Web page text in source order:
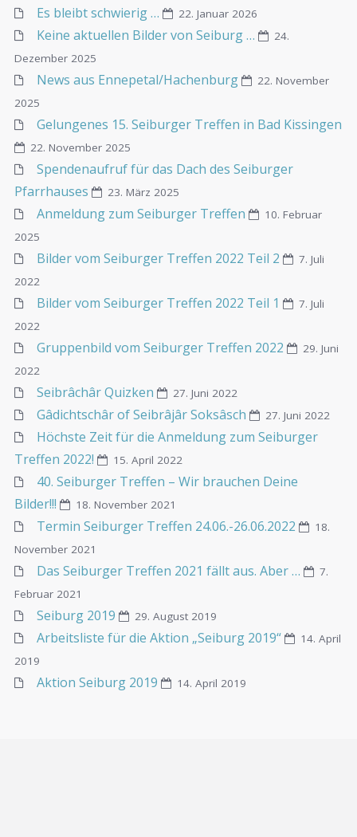
Es bleibt schwierig … 22. Januar 2026
Keine aktuellen Bilder von Seiburg …
24.
Dezember 2025
News aus Ennepetal/Hachenburg
22. November
2025
Gelungenes 15. Seiburger Treffen in Bad Kissingen
22. November 2025
Spendenaufruf für das Dach des Seiburger
Pfarrhauses
23. März 2025
Anmeldung zum Seiburger Treffen
10. Februar
2025
Bilder vom Seiburger Treffen 2022 Teil 2
7. Juli
2022
Bilder vom Seiburger Treffen 2022 Teil 1
7. Juli
2022
Gruppenbild vom Seiburger Treffen 2022
29. Juni
2022
Seibrâchâr Quizken 27. Juni 2022
Gâdichtschâr of Seibrâjâr Soksâsch 27. Juni 2022
Höchste Zeit für die Anmeldung zum Seiburger
Treffen 2022!
15. April 2022
40. Seiburger Treffen – Wir brauchen Deine
Bilder!!!
18. November 2021
Termin Seiburger Treffen 24.06.-26.06.2022
18.
November 2021
Das Seiburger Treffen 2021 fällt aus. Aber …
7.
Februar 2021
Seiburg 2019 29. August 2019
Arbeitsliste für die Aktion „Seiburg 2019“
14. April
2019
Aktion Seiburg 2019 14. April 2019